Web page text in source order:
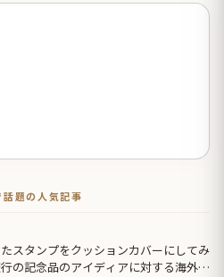
題の人気記事
スタンプをクッションカバーにしてみ
の記念品のアイディアに対する海外の